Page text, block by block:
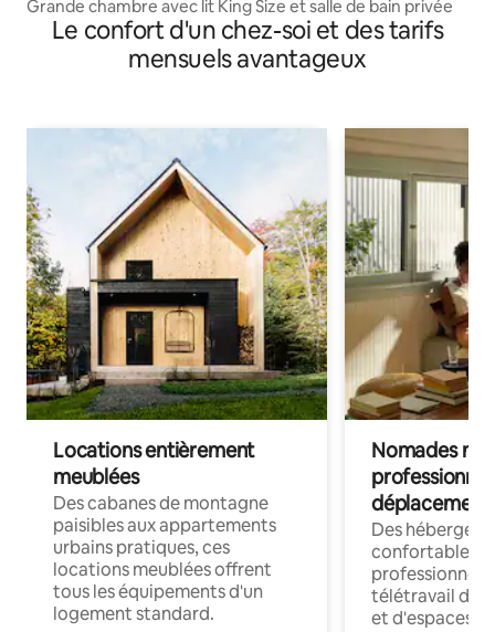
Grande chambre avec lit King Size et salle de bain privée
Le confort d'un chez-soi et des tarifs
mensuels avantageux
Locations entièrement
meublées
Des cabanes de montagne
paisibles aux appartements
urbains pratiques, ces
locations meublées offrent
tous les équipements d'un
logement standard.
Nomades
déplacement
Des
confortables
professionnels
télétravail
et d'espaces